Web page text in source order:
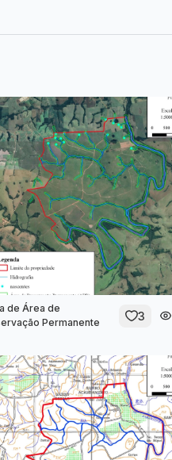
de Área de
Permanente
3